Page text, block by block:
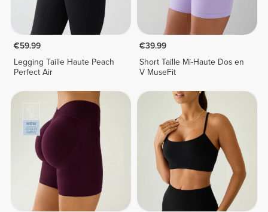
€59.99
Legging Taille Haute Peach
Perfect Air
€39.99
Short Taille Mi-Haute Dos en
V MuseFit